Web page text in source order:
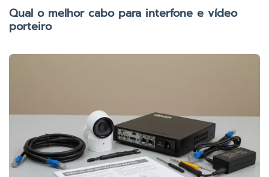
Qual o melhor cabo para interfone e vídeo
porteiro